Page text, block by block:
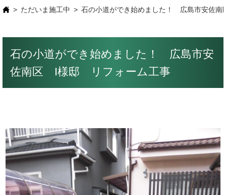
ただいま施工中 石の小道ができ始めました！ 広島市安佐
石の小道ができ始めました！ 広島市安
佐南区 I様邸 リフォーム工事